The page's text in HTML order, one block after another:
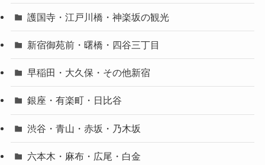
護国寺・江戸川橋・神楽坂の観光
新宿御苑前・曙橋・四谷三丁目
早稲田・大久保・その他新宿
銀座・有楽町・日比谷
渋谷・青山・赤坂・乃木坂
六本木・麻布・広尾・白金